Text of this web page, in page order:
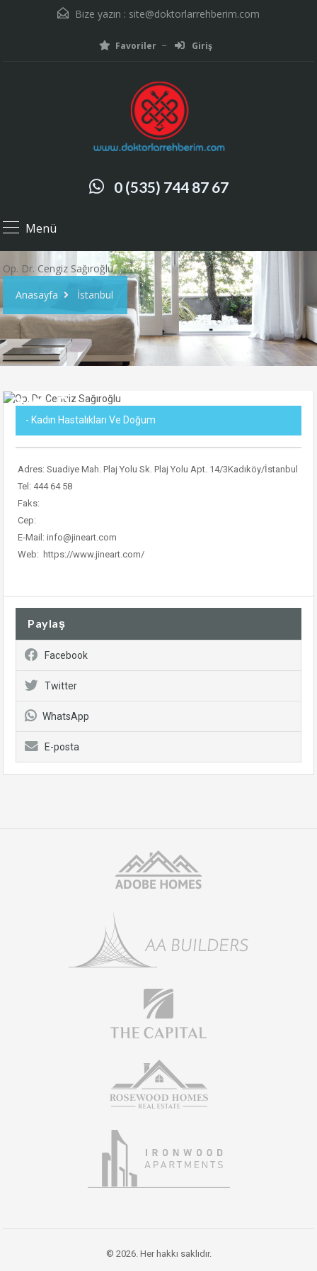
Bize yazın : site@doktorlarrehberim.com
Favoriler Giriş
0 (535) 744 87 67
Menü
Op. Dr. Cengiz Sağıroğlu
Anasayfa
İstanbul
- Kadın Hastalıkları Ve Doğum
Adres: Suadiye Mah. Plaj Yolu Sk. Plaj Yolu Apt. 14/3Kadıköy/İstanbul
Tel: 444 64 58
Faks:
Cep:
E-Mail: info@jineart.com
Web: https://www.jineart.com/
Paylaş
Facebook
Twitter
WhatsApp
E-posta
© 2026. Her hakkı saklıdır.